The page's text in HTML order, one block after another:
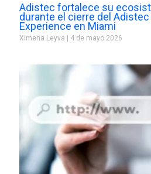
Adistec fortalece su
durante el cierre del Adistec
Experience en Miami
Ximena Leyva 4 de mayo 2026